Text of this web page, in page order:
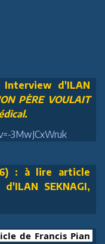
d'ILAN
PÈRE VOULAIT
3MwJCxWruk
: à lire article
SEKNAGI,
de Francis Pian